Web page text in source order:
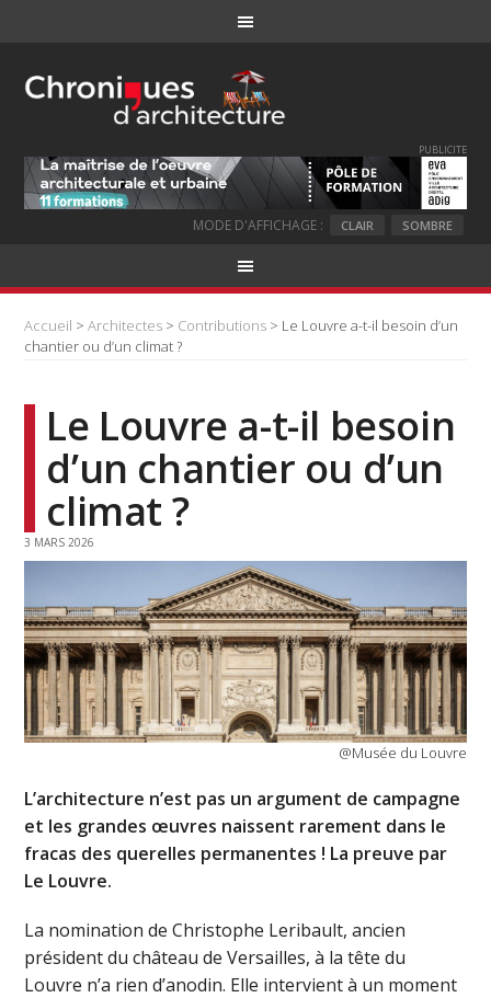
PUBLICITE
MODE D'AFFICHAGE : CLAIR SOMBRE
Accueil >Architectes > Contributions > Le Louvre a-t-il besoin d’un
chantier ou d’un climat ?
Le Louvre a-t-il besoin
d’un chantier ou d’un
climat ?
3 MARS 2026
@Musée du Louvre
L’architecture n’est pas un argument de campagne
et les grandes œuvres naissent rarement dans le
fracas des querelles permanentes ! La preuve par
Le Louvre.
La nomination de Christophe Leribault, ancien
président du château de Versailles, à la tête du
Louvre n’a rien d’anodin. Elle intervient à un moment